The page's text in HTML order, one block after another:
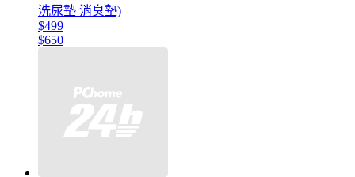
洗尿墊 消臭墊)
$499
$650